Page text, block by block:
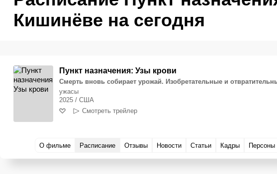
Кишинёве на сегодня
Пункт назначения: Узы крови
Смерть вновь собирает урожай. Изобретательные и
ужасы
2025 / США
Смотреть трейлер
О фильме Расписание Отзывы Новости Статьи Кадры Персоны